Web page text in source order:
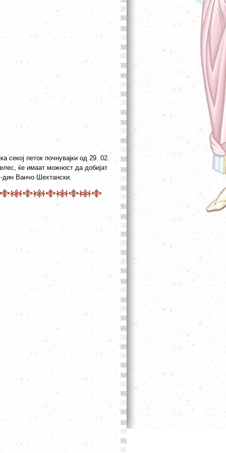
секој петок почнувајки од 29. 02.
ќе имаат можност да добијат
дин Ванчо Шехтански.